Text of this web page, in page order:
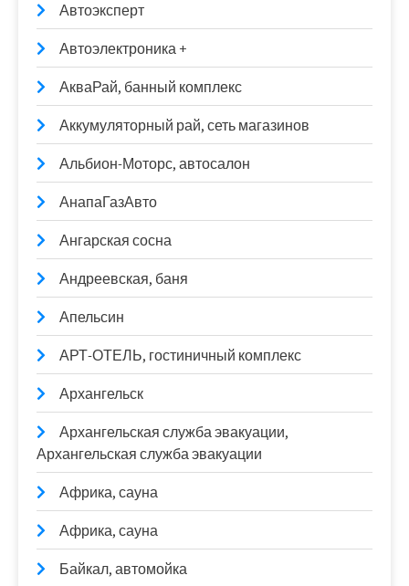
Автоэксперт
Автоэлектроника +
АкваРай, банный комплекс
Аккумуляторный рай, сеть магазинов
Альбион-Моторс, автосалон
АнапаГазАвто
Ангарская сосна
Андреевская, баня
Апельсин
АРТ-ОТЕЛЬ, гостиничный комплекс
Архангельск
Архангельская служба эвакуации,
Архангельская служба эвакуации
Африка, сауна
Африка, сауна
Байкал, автомойка